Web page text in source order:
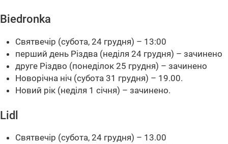
Biedronka
Святвечір (субота, 24 грудня) – 13:00
перший день Різдва (неділя 24 грудня) – зачинено
друге Різдво (понеділок 25 грудня) – зачинено
Новорічна ніч (субота 31 грудня) – 19.00.
Новий рік (неділя 1 січня) – зачинено.
Lidl
Святвечір (субота, 24 грудня) – 13.00